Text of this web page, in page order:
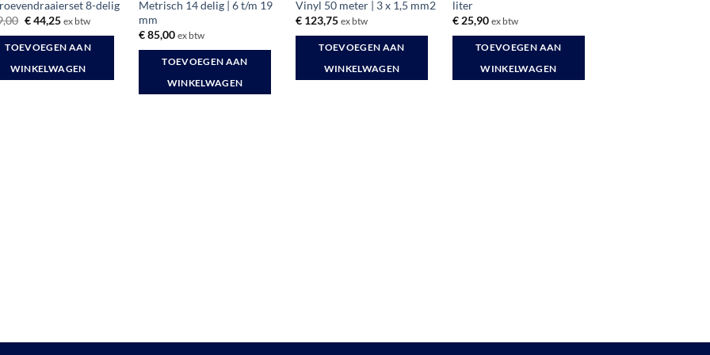
8-delig
Oorspronkelijke
was:
€ 49,00.
€44,25Huidige
is:
€ 44,25.
ex btw
TOEVOEGEN AAN
WINKELWAGEN
Metrisch 14 delig | 6 t/m 19
mm
€85,00 ex btw
TOEVOEGEN AAN
WINKELWAGEN
Vinyl 50 meter | 3 x 1,5 mm2
€ 123,75 ex btw
TOEVOEGEN AAN
WINKELWAGEN
liter
€25,90 ex btw
TOEVOEGEN AAN
WINKELWAGEN